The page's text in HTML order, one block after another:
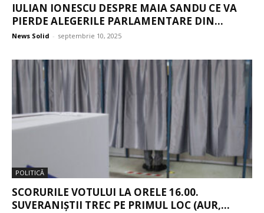
IULIAN IONESCU DESPRE MAIA SANDU CE VA
PIERDE ALEGERILE PARLAMENTARE DIN...
News Solid - septembrie 10, 2025
POLITICĂ
SCORURILE VOTULUI LA ORELE 16.00.
SUVERANIȘTII TREC PE PRIMUL LOC (AUR,...